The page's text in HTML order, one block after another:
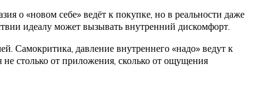
о «новом себе» ведёт к покупке, но в реальности даже
идеалу может вызывать внутренний дискомфорт.
Самокритика, давление внутреннего «надо» ведут к
не столько от приложения, сколько от ощущения